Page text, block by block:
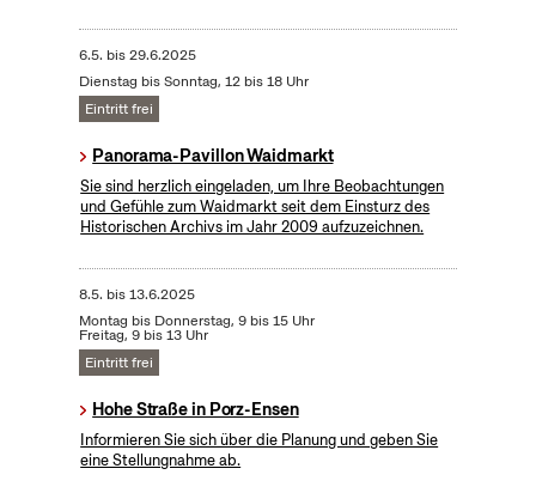
6.5. bis29.6.2025
Dienstag bis Sonntag, 12 bis 18 Uhr
Eintritt frei
Panorama-Pavillon Waidmarkt
Sie sind herzlich eingeladen, um Ihre Beobachtungen
und Gefühle zum Waidmarkt seit dem Einsturz des
Historischen Archivs im Jahr 2009 aufzuzeichnen.
8.5. bis13.6.2025
Montag bis Donnerstag, 9 bis 15 Uhr
Freitag, 9 bis 13 Uhr
Eintritt frei
Hohe Straße in Porz-Ensen
Informieren Sie sich über die Planung und geben Sie
eine Stellungnahme ab.